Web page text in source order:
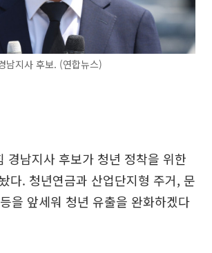
지사 후보. (연합뉴스)
경남지사 후보가 청년 정착을 위한
다. 청년연금과 산업단지형 주거, 문
을 앞세워 청년 유출을 완화하겠다